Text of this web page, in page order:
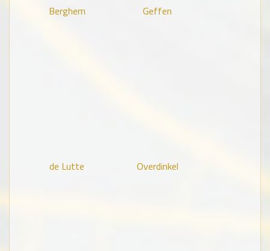
Berghem Geffen
de Lutte Overdinkel